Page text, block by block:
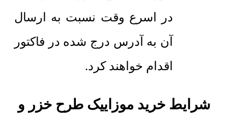
در اسرع وقت نسبت به ارسال
آن به آدرس درج شده در فاکتور
اقدام خواهند کرد.
شرایط خرید موزاییک طرح خزر و